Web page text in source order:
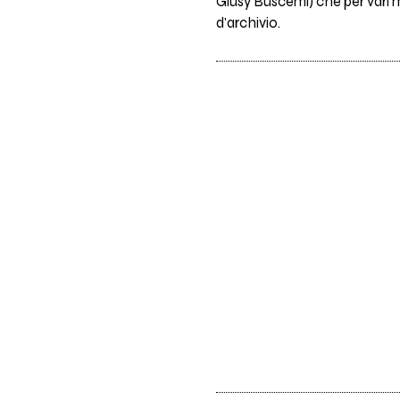
d'archivio.